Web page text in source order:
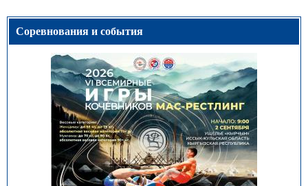
Соревнования и события